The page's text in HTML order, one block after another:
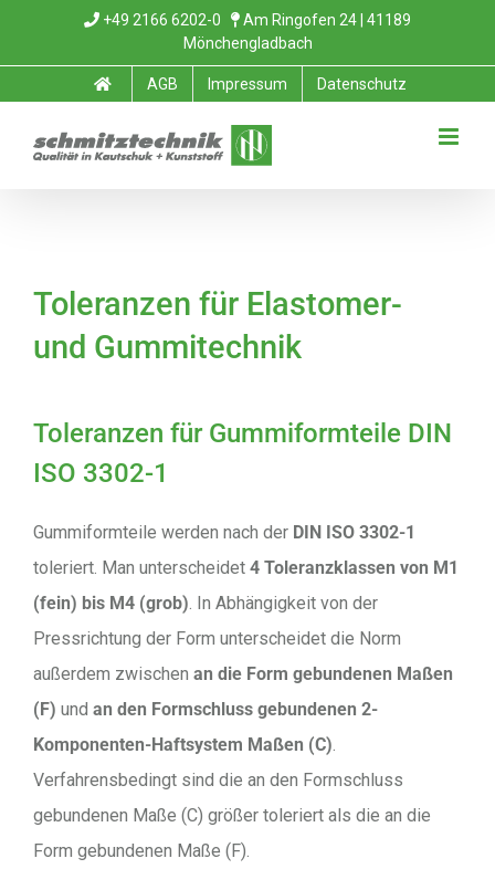
+49 2166 6202-0
Am Ringofen 24 | 41189
Mönchengladbach
AGB Impressum Datenschutz
Toleranzen für Elastomer-
und Gummitechnik
Toleranzen für Gummiformteile DIN
ISO 3302-1
Gummiformteile werden nach der DIN ISO 3302-1
toleriert. Man unterscheidet 4 Toleranzklassen von M1
(fein) bis M4 (grob) . In Abhängigkeit von der
Pressrichtung der Form unterscheidet die Norm
außerdem zwischen an die Form gebundenen Maßen
(F) und an den Formschluss gebundenen 2-
Komponenten-Haftsystem Maßen (C)
Verfahrensbedingt sind die an den Formschluss
gebundenen Maße (C) größer toleriert als die an die
Form gebundenen Maße (F).